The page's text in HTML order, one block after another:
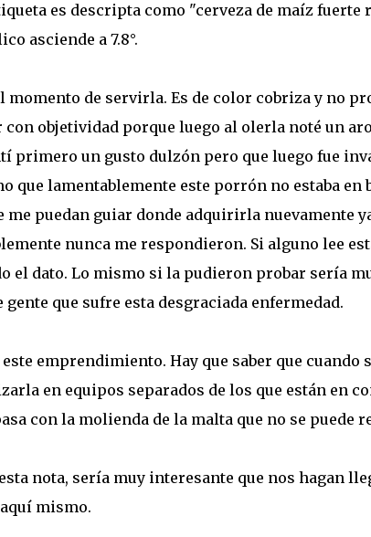
es descripta como "cerveza de maíz fuerte
asciende a 7.8°.
momento de servirla. Es de color cobriza y no
objetividad porque luego al olerla noté un
primero un gusto dulzón pero que luego fue
que lamentablemente este porrón no estaba en
me puedan guiar donde adquirirla nuevamente
nunca me respondieron. Si alguno lee
el dato. Lo mismo si la pudieron probar sería
que sufre esta desgraciada enfermedad.
emprendimiento. Hay que saber que cuando
en equipos separados de los que están en
con la molienda de la malta que no se puede
nota, sería muy interesante que nos hagan
mismo.